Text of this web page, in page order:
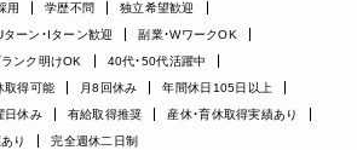
用 学歴不問
独立希望歓迎
ターン・Iターン歓迎
副業・WワークOK
ランク明けOK
40代・50代活躍中
取得可能 月8回休み
年間休日105日以上
日休み 有給取得推奨
産休・育休取得実績あり
り 完全週休二日制